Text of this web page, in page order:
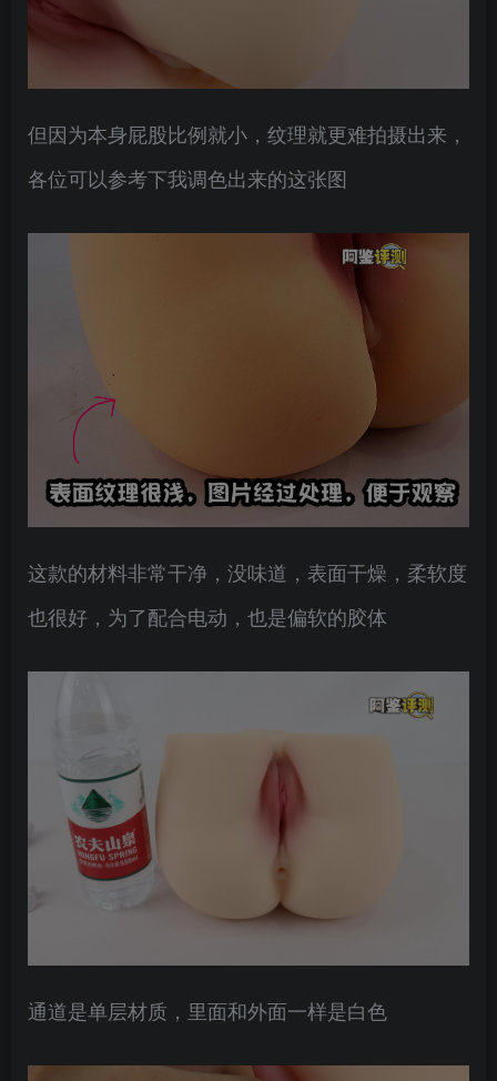
但因为本身屁股比例就小，纹理就更难拍摄出来，
各位可以参考下我调色出来的这张图
这款的材料非常干净，没味道，表面干燥，柔软度
也很好，为了配合电动，也是偏软的胶体
通道是单层材质，里面和外面一样是白色